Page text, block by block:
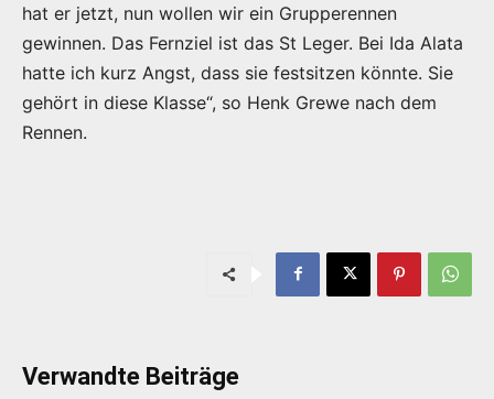
hat er jetzt, nun wollen wir ein Grupperennen
gewinnen. Das Fernziel ist das St Leger. Bei Ida Alata
hatte ich kurz Angst, dass sie festsitzen könnte. Sie
gehört in diese Klasse“, so Henk Grewe nach dem
Rennen.
Verwandte Beiträge